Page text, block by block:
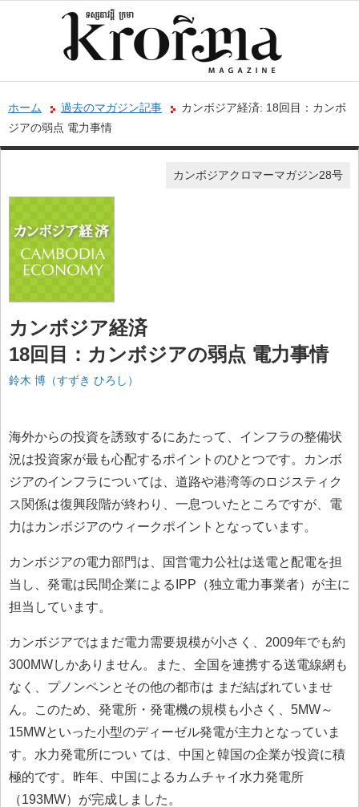
ホーム 過去のマガジン記事
カンボジア経済: 18回目：カンボ
ジアの弱点 電力事情
カンボジアクロマーマガジン28号
カンボジア経済
18回目：カンボジアの弱点 電力事情
鈴木 博（すずき ひろし）
海外からの投資を誘致するにあたって、インフラの整備状
況は投資家が最も心配するポイントのひとつです。カンボ
ジアのインフラについては、道路や港湾等のロジスティク
ス関係は復興段階が終わり、一息ついたところですが、電
力はカンボジアのウィークポイントとなっています。
カンボジアの電力部門は、国営電力公社は送電と配電を担
当し、発電は民間企業によるIPP（独立電力事業者）が主に
担当しています。
カンボジアではまだ電力需要規模が小さく、2009年でも約
300MWしかありません。また、全国を連携する送電線網も
なく、プノンペンとその他の都市は まだ結ばれていませ
ん。このため、発電所・発電機の規模も小さく、5MW～
15MWといった小型のディーゼル発電が主力となっていま
す。水力発電所につい ては、中国と韓国の企業が投資に積
極的です。昨年、中国によるカムチャイ水力発電所
（193MW）が完成しました。